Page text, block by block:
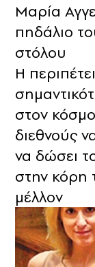
Μαρία
πηδάλιο
στόλου
Η
στον
διεθνούς
να δώσει
στην κόρη
μέλλον